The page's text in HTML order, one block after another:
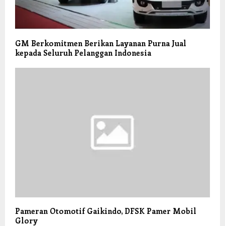
GM Berkomitmen Berikan Layanan Purna Jual
kepada Seluruh Pelanggan Indonesia
Pameran Otomotif Gaikindo, DFSK Pamer Mobil
Glory